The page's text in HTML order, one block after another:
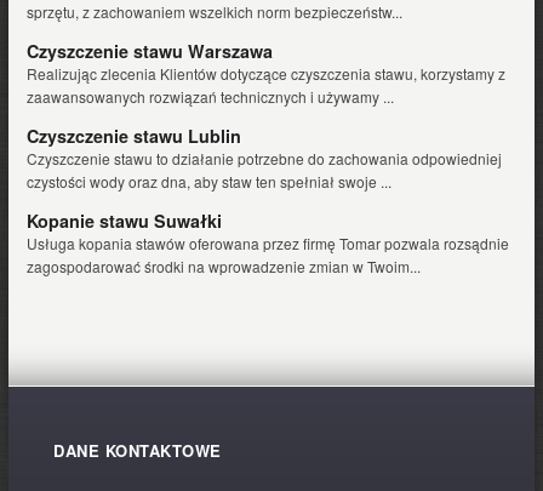
sprzętu, z zachowaniem wszelkich norm bezpieczeństw...
Czyszczenie stawu Warszawa
Realizując zlecenia Klientów dotyczące czyszczenia stawu, korzystamy z
zaawansowanych rozwiązań technicznych i używamy ...
Czyszczenie stawu Lublin
Czyszczenie stawu to działanie potrzebne do zachowania odpowiedniej
czystości wody oraz dna, aby staw ten spełniał swoje ...
Kopanie stawu Suwałki
Usługa kopania stawów oferowana przez firmę Tomar pozwala rozsądnie
zagospodarować środki na wprowadzenie zmian w Twoim...
DANE KONTAKTOWE